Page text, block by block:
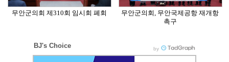
무안군의회 제310회 임시회 폐회
무안군의회, 무안국제공항 재개항
촉구